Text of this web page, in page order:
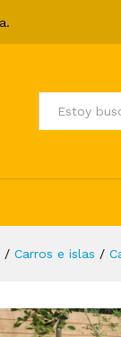
Todos
/ Carros e islas /
Specification